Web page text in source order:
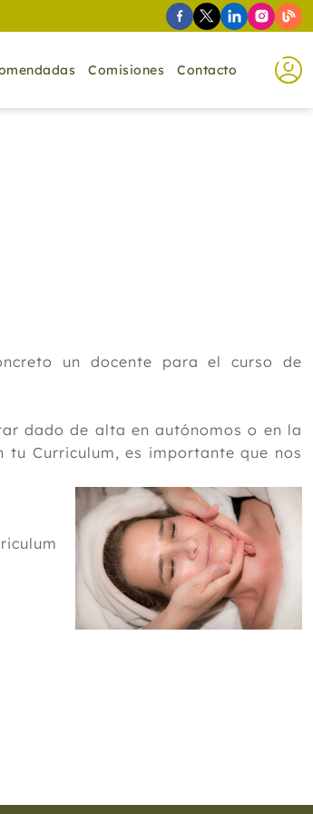
Comisiones Contacto
un docente para el curso de
dado de alta en autónomos o en la
tu Curriculum, es importante que nos